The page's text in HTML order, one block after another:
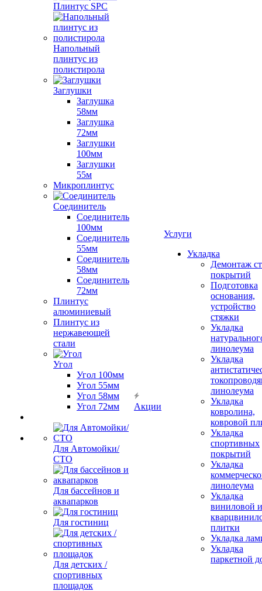
Плинтус SPC
Напольный
плинтус из
полистирола
Заглушки
Заглушка
58мм
Заглушка
72мм
Заглушки
100мм
Заглушки
55м
Микроплинтус
Соединитель
Соединитель
100мм
Соединитель
55мм
Соединитель
58мм
Соединитель
72мм
Плинтус
алюминиевый
Плинтус из
нержавеющей
стали
Угол
Угол 100мм
Угол 55мм
Угол 58мм
Угол 72мм
Для Автомойки/
СТО
Для бассейнов и
аквапарков
Для гостиниц
Для детских /
спортивных
площадок
Акции
Услуги
Укладка
Демонтаж
покрытий
Подготовка
основания,
устройство
стяжки
Укладка
линолеума
Укладка
линолеума
Укладка
ковролина,
ковровой
Укладка
спортивных
покрытий
Укладка
линолеума
Укладка
виниловой и
плитки
Укладка
Укладка
паркетной